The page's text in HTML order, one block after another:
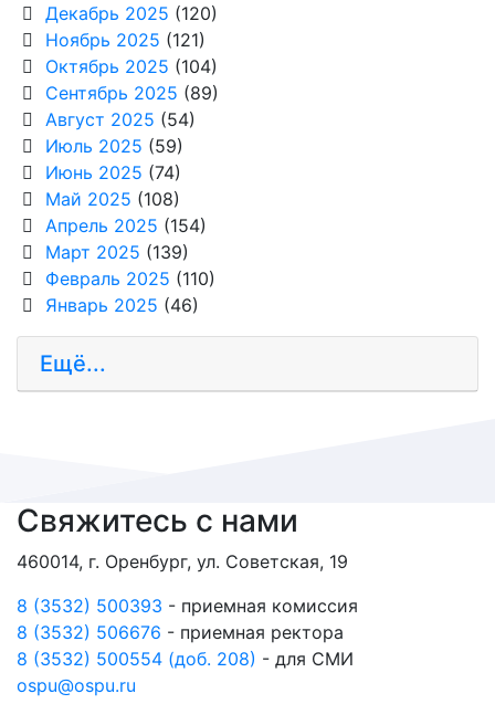
Декабрь 2025 (120)
Ноябрь 2025 (121)
Октябрь 2025 (104)
Сентябрь 2025 (89)
Август 2025 (54)
Июль 2025 (59)
Июнь 2025 (74)
Май 2025 (108)
Апрель 2025 (154)
Март 2025 (139)
Февраль 2025 (110)
Январь 2025 (46)
Ещё...
Свяжитесь с нами
460014, г. Оренбург, ул. Советская, 19
8 (3532) 500393 - приемная комиссия
8 (3532) 506676 - приемная ректора
8 (3532) 500554 (доб. 208) - для СМИ
ospu@ospu.ru